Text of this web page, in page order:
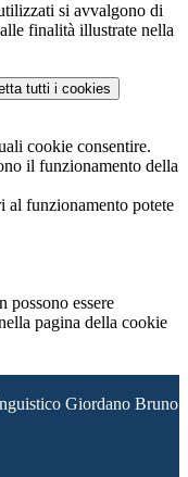
si avvalgono di
finalità illustrate nella
tutti i cookies
cookie consentire.
il funzionamento della
al funzionamento potete
possono essere
pagina della cookie
Giordano Bruno